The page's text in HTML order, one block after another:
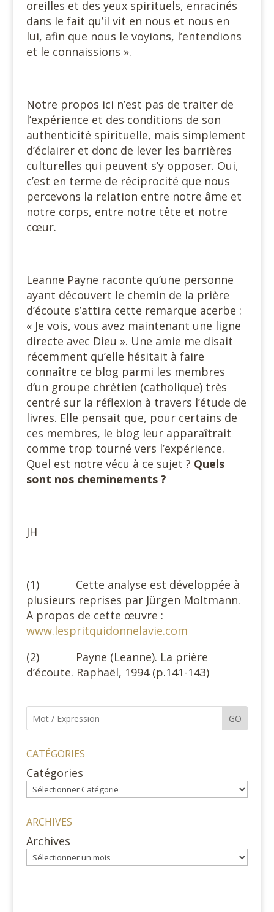
oreilles et des yeux spirituels, enracinés
dans le fait qu’il vit en nous et nous en
lui, afin que nous le voyions, l’entendions
et le connaissions ».
Notre propos ici n’est pas de traiter de
l’expérience et des conditions de son
authenticité spirituelle, mais simplement
d’éclairer et donc de lever les barrières
culturelles qui peuvent s’y opposer. Oui,
c’est en terme de réciprocité que nous
percevons la relation entre notre âme et
notre corps, entre notre tête et notre
cœur.
Leanne Payne raconte qu’une personne
ayant découvert le chemin de la prière
d’écoute s’attira cette remarque acerbe :
« Je vois, vous avez maintenant une ligne
directe avec Dieu ». Une amie me disait
récemment qu’elle hésitait à faire
connaître ce blog parmi les membres
d’un groupe chrétien (catholique) très
centré sur la réflexion à travers l’étude de
livres. Elle pensait que, pour certains de
ces membres, le blog leur apparaîtrait
comme trop tourné vers l’expérience.
Quel est notre vécu à ce sujet ? Quels
sont nos cheminements ?
JH
(1) Cette analyse est développée à
plusieurs reprises par Jürgen Moltmann.
A propos de cette œuvre :
www.lespritquidonnelavie.com
(2) Payne (Leanne). La prière
d’écoute. Raphaël, 1994 (p.141-143)
GO
CATÉGORIES
Catégories
ARCHIVES
Archives